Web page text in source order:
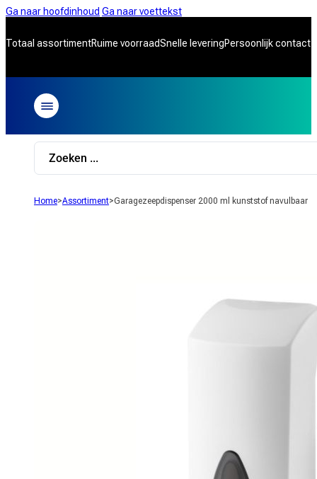
Ga naar hoofdinhoud Ga naar voettekst
Totaal assortimentRuime voorraadSnelle leveringPersoonlijk contact
Search
Home>Assortiment>Garagezeepdispenser 2000 ml kunststof navulbaar